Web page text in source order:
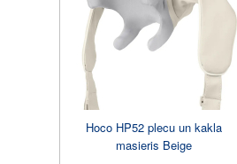
Hoco HP52 plecu un kakla
masieris Beige